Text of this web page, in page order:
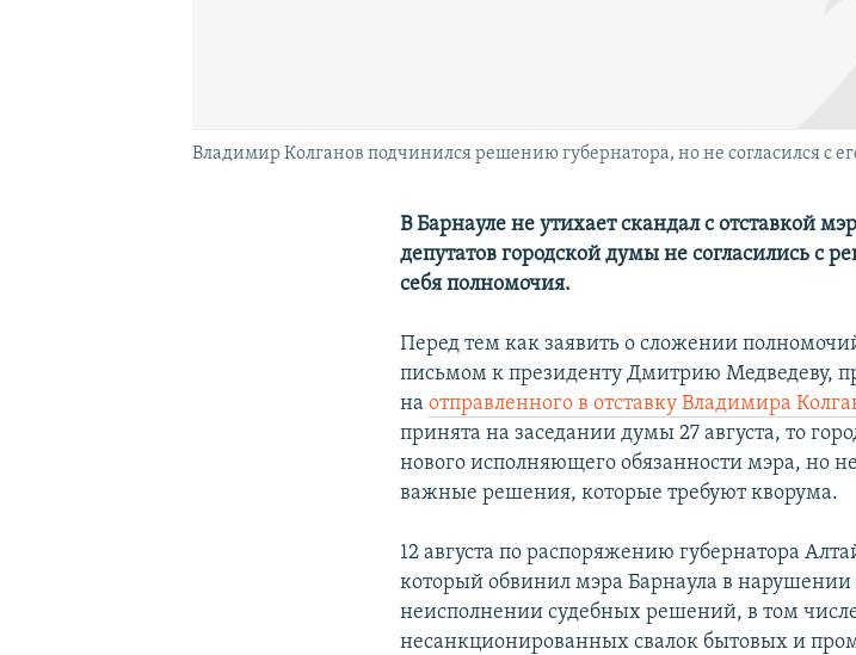
Владимир Колганов подчинился решению губернатора, но не согласился с
В Барнауле не утихает скандал с отставкой
депутатов городской думы не согласились с
себя полномочия.
Перед тем как заявить о сложении
письмом к президенту Дмитрию Медведеву,
наотправленного в отставку Владимира
принята на заседании думы 27 августа, то
нового исполняющего обязанности мэра, но
важные решения, которые требуют кворума.
12 августа по распоряжению губернатора
который обвинил мэра Барнаула в
неисполнении судебных решений, в том
несанкционированных свалок бытовых и